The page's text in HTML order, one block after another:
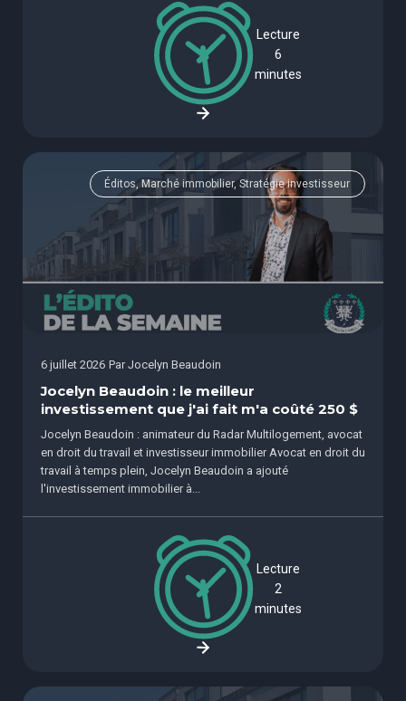
Lecture
6
minutes
Éditos, Marché immobilier, Stratégie investisseur
6 juillet 2026 Par Jocelyn Beaudoin
Jocelyn Beaudoin : le meilleur
investissement que j'ai fait m'a coûté 250 $
Jocelyn Beaudoin : animateur du Radar Multilogement, avocat
en droit du travail et investisseur immobilier Avocat en droit du
travail à temps plein, Jocelyn Beaudoin a ajouté
l'investissement immobilier à...
Lecture
2
minutes